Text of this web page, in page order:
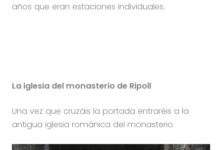
años que eran estaciones individuales.
La iglesia del monasterio de Ripoll
Una vez que cruzáis la portada entraréis a la
antigua iglesia románica del monasterio.